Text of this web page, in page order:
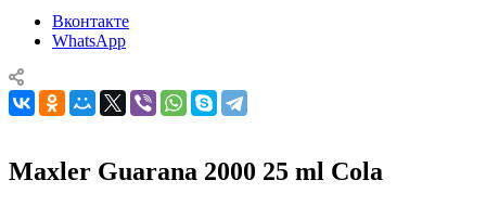
Вконтакте
WhatsApp
Maxler Guarana 2000 25 ml Cola